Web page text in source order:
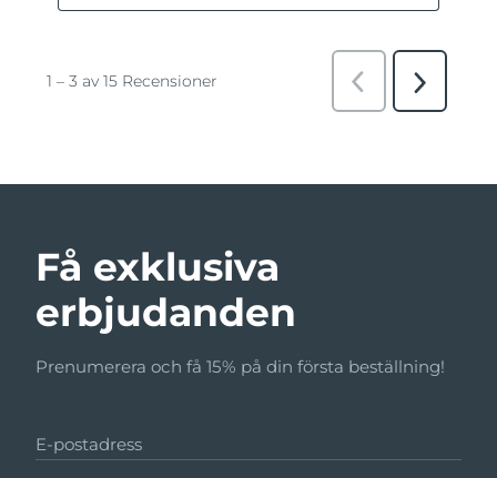
Få exklusiva
erbjudanden
Prenumerera och få 15% på din första beställning!
E-postadress